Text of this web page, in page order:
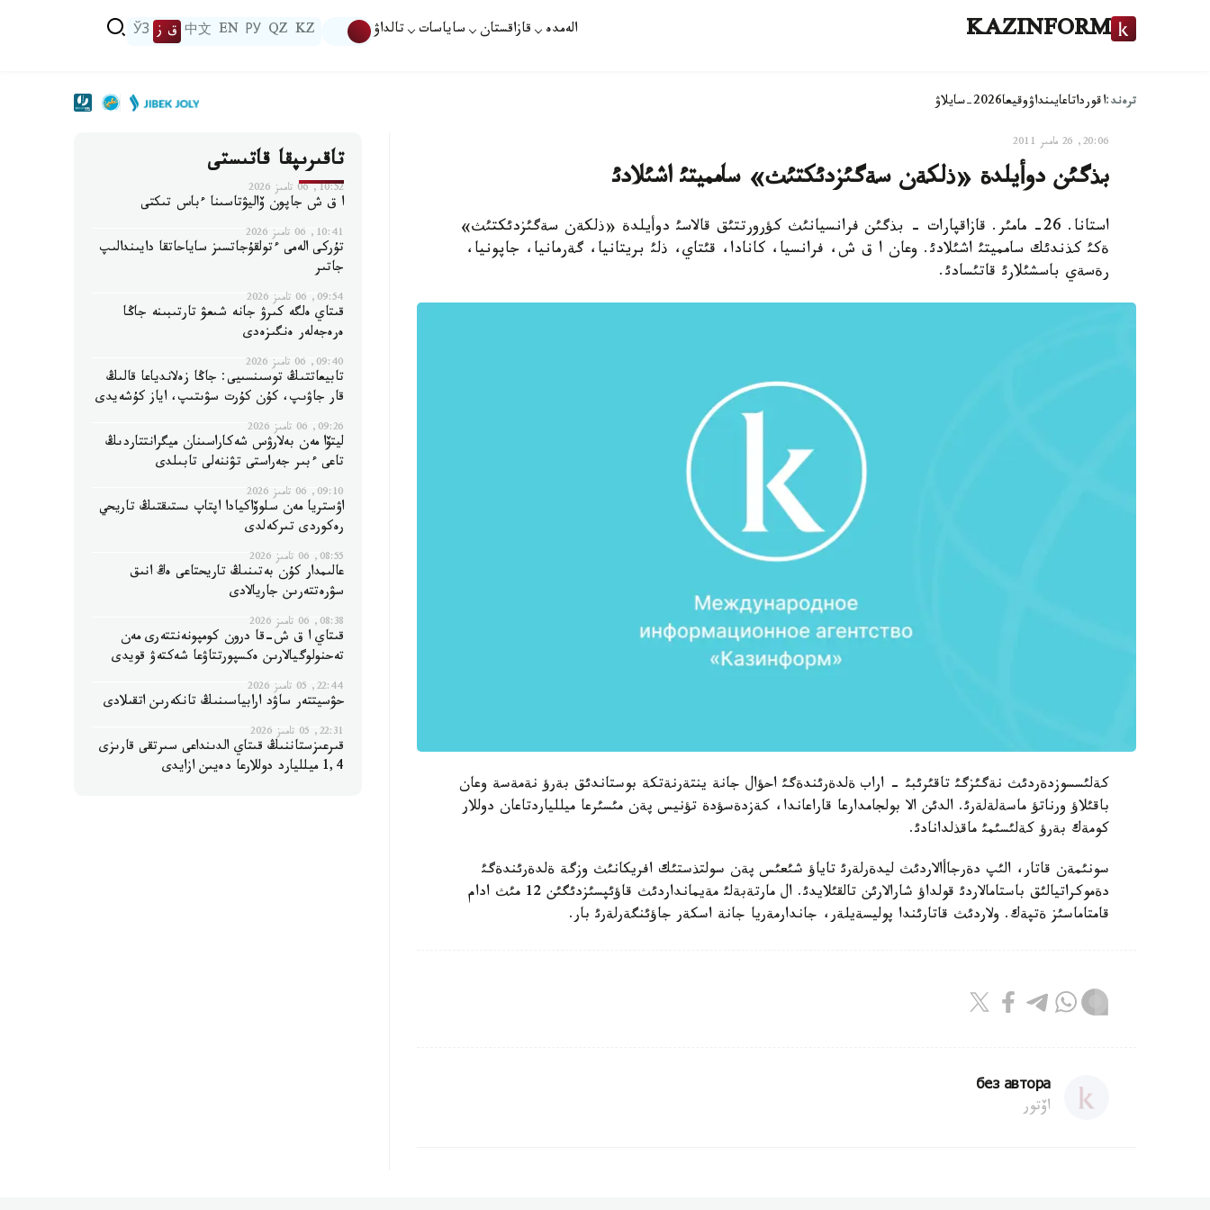
KAZINFORM الەمدە قازاقستان ساياسات تالداۋ KZ
QZ
РУ
EN
中文 ق ز ЎЗ
ترەند:اقورداتاعايىنداۋوقيعا2026-سايلاۋ
20:06, 26 مامىر 2011
بذگئن دوأيلدة «ذلكةن سةگئزدئكتئث» سامميتئ اشئلادئ
استانا. 26- مامئر. قازاقپارات - بذگئن فرانسيانئث كؤرورتتئق قالاسئ دوأيلدة «ذلكةن سةگئزدئكتئث»
ةكئ كذندئك سامميتئ اشئلادئ. وعان ا ق ش، فرانسيا، كانادا، قئتاي، ذلئ بريتانيا، گةرمانيا، جاپونيا،
رةسةي باسشئلارئ قاتئسادئ.
كةلئسسوزدةردئث نةگئزگئ تاقئرئبئ - اراب ةلدةرئندةگئ احؤال جانة ينتةرنةتكة بوستاندئق بةرؤ نةمةسة وعان
باقئلاؤ ورناتؤ ماسةلةلةرئ. الدئن الا بولجامدارعا قاراعاندا، كةزدةسؤدة تؤنيس پةن مئسئرعا ميللياردتاعان دوللار
كومةك بةرؤ كةلئسئمئ ماقذلدانادئ.
سونئمةن قاتار، الئپ دةرجاأالاردئث ليدةرلةرئ تاياؤ شئعئس پةن سولتذستئك افريكانئث وزگة ةلدةرئندةگئ
دةموكراتيالئق باستامالاردئ قولداؤ شارالارئن تالقئلايدئ. ال مارتةبةلئ مةيمانداردئث قاؤئپسئزدئگئن 12 مئث ادام
قامتاماسئز ةتپةك. ولاردئث قاتارئندا پوليسةيلةر، جاندارمةريا جانة اسكةر جاؤئنگةرلةرئ بار.
без автора
اۆتور
تاقىرىپقا قاتىستى
10:52, 06 تامىز 2026
ا ق ش جاپون ۆاليۋتاسىنا ءباس تىكتى
10:41, 06 تامىز 2026
تۇركى الەمى ءتولقۇجاتسىز ساياحاتقا دايىندالىپ
جاتىر
09:54, 06 تامىز 2026
قىتاي ەلگە كىرۋ جانە شىعۋ تارتىبىنە جاڭا
ەرەجەلەر ەنگىزەدى
09:40, 06 تامىز 2026
تابيعاتتىڭ توسىنسىيى: جاڭا زەلاندياعا قالىڭ
قار جاۋىپ، كۇن كۇرت سۋىتىپ، اياز كۇشەيدى
09:26, 06 تامىز 2026
ليتۆا مەن بەلارۋس شەكاراسىنان ميگرانتتاردىڭ
تاعى ءبىر جەراستى تۋننەلى تابىلدى
09:10, 06 تامىز 2026
اۋستريا مەن سلوۆاكيادا اپتاپ ىستىقتىڭ تاريحي
رەكوردى تىركەلدى
08:55, 06 تامىز 2026
عالىمدار كۇن بەتىنىڭ تاريحتاعى ەڭ انىق
سۋرەتتەرىن جاريالادى
08:38, 06 تامىز 2026
قىتاي ا ق ش-قا درون كومپونەنتتەرى مەن
تەحنولوگيالارىن ەكسپورتتاۋعا شەكتەۋ قويدى
22:44, 05 تامىز 2026
حۋسيتتەر ساۋد ارابياسىنىڭ تانكەرىن اتقىلادى
22:31, 05 تامىز 2026
قىرعىزستاننىڭ قىتاي الدىنداعى سىرتقى قارىزى
1,4 ميلليارد دوللارعا دەيىن ازايدى